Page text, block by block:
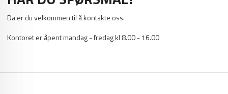
Da er du velkommen til å kontakte oss.
Kontoret er åpent mandag - fredag kl 8.00 - 16.00